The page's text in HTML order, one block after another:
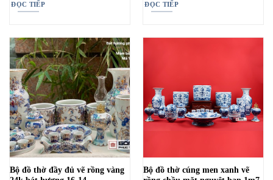
ĐỌC TIẾP ĐỌC TIẾP
Bộ đồ thờ đầy đủ vẽ rồng vàng
Bộ đồ thờ cúng men xanh vẽ